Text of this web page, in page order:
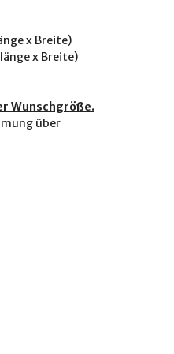
x Breite)
x Breite)
Wunschgröße.
über